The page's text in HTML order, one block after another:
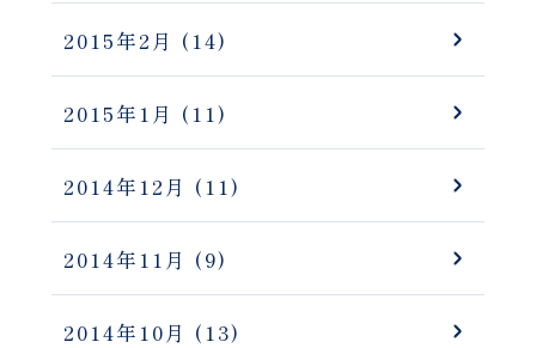
2015年2月 (14)
2015年1月 (11)
2014年12月 (11)
2014年11月 (9)
2014年10月 (13)